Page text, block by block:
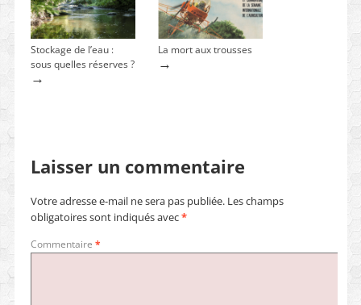
Stockage de l’eau :
sous quelles réserves ?
→
La mort aux trousses
→
Laisser un commentaire
Votre adresse e-mail ne sera pas publiée. Les champs
obligatoires sont indiqués avec*
Commentaire *